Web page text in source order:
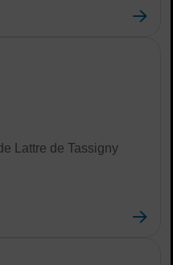
Lattre de Tassigny